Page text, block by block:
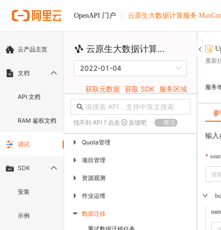
OpenAPI 门户 云原生大数据计算服务
云产品主页
文档
API 文档
RAM 鉴权文档
调试
SDK
安装
示例
云原生大数据计算服务 MaxCompute
2022-01-04
获取元数据 获取 SDK 服务区域
找不到 API ? 点击 反馈吧 简洁
▶ Quota管理
▶ 项目管理
▶ 资源观测
▶ 作业运维
▶ 数据迁移
重新
服务
输入